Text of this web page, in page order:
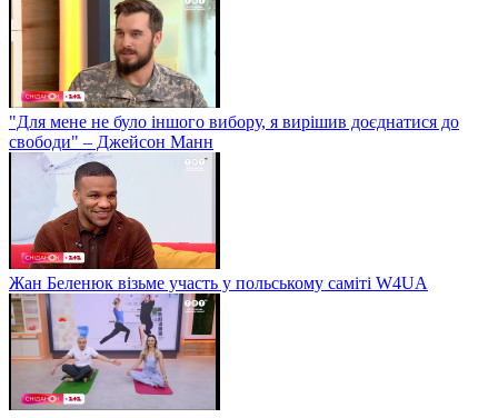
"Для мене не було іншого вибору, я вирішив доєднатися до
свободи" – Джейсон Манн
Жан Беленюк візьме участь у польському саміті W4UA